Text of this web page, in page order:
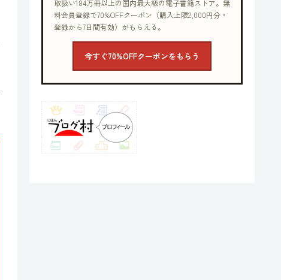
取扱い184万冊以上の国内最大級の電子書籍ストア。無
料会員登録で70%OFFクーポン（購入上限2,000円分・
登録から7日間有効）がもらえる。
今すぐ70%OFFクーポンをもらう